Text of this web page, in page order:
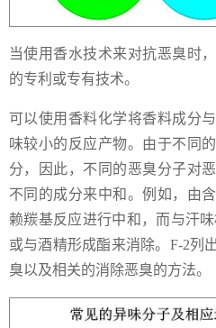
当使用香水技术来对抗恶臭时
的专利或专有技术。
可以使用香料化学将香料成分
味较小的反应产物。由于不同
分，因此，不同的恶臭分子对
不同的成分来中和。例如，由
赖羰基反应进行中和，而与汗
或与酒精形成酯来消除。F-2列
臭以及相关的消除恶臭的方法。